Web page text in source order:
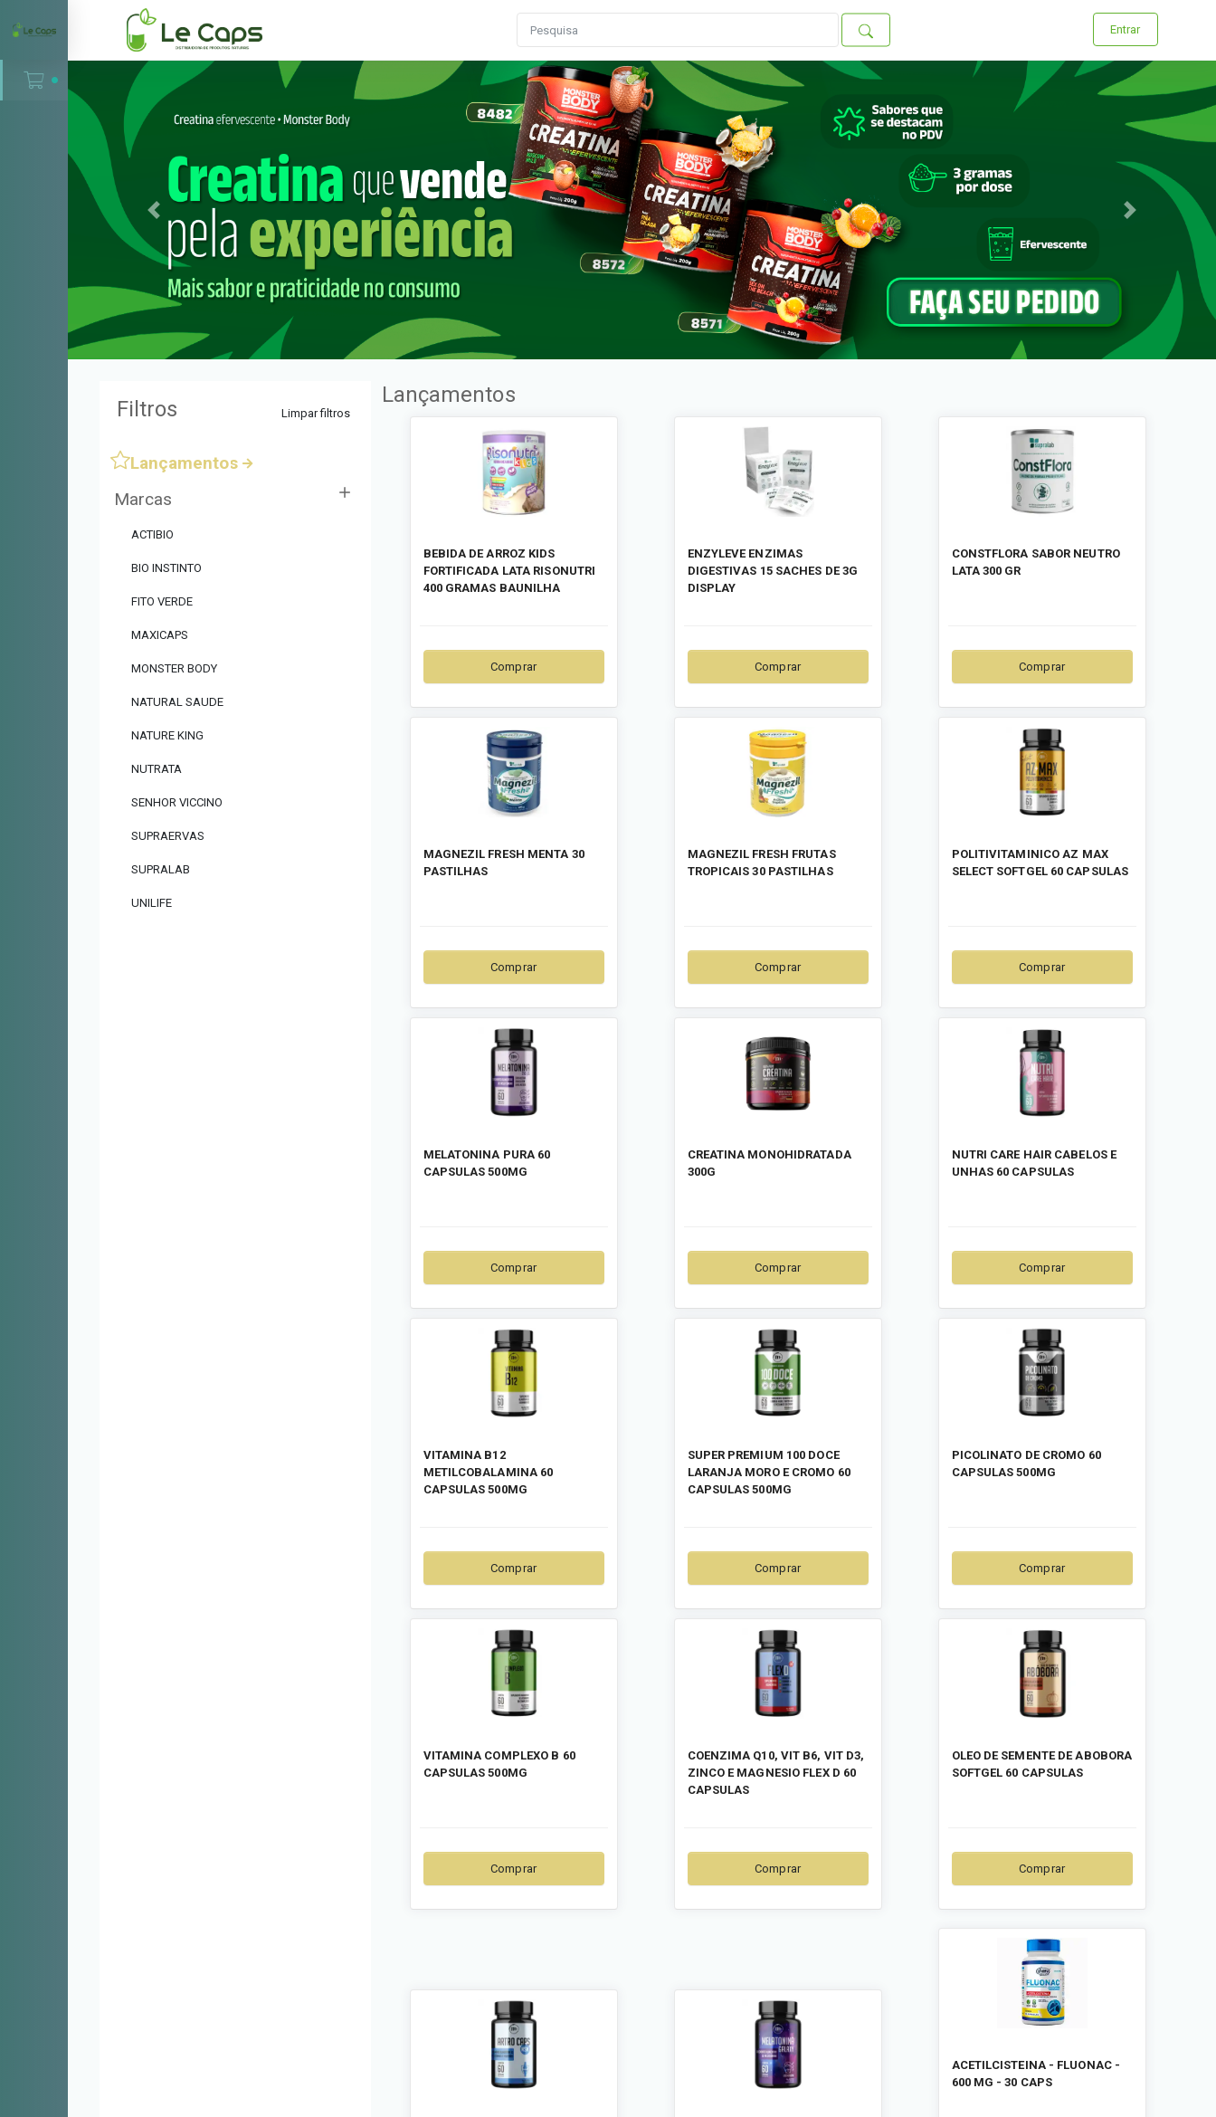
Entrar
Previous Next
Filtros Limpar filtros
Lançamentos
Marcas
ACTIBIO
BIO INSTINTO
FITO VERDE
MAXICAPS
MONSTER BODY
NATURAL SAUDE
NATURE KING
NUTRATA
SENHOR VICCINO
SUPRAERVAS
SUPRALAB
UNILIFE
Lançamentos
BEBIDA DE ARROZ KIDS
FORTIFICADA LATA RISONUTRI
400 GRAMAS BAUNILHA
Comprar
ENZYLEVE ENZIMAS
DIGESTIVAS 15 SACHES DE 3G
DISPLAY
Comprar
CONSTFLORA SABOR NEUTRO
LATA 300 GR
Comprar
MAGNEZIL FRESH MENTA 30
PASTILHAS
Comprar
MAGNEZIL FRESH FRUTAS
TROPICAIS 30 PASTILHAS
Comprar
POLITIVITAMINICO AZ MAX
SELECT SOFTGEL 60 CAPSULAS
Comprar
MELATONINA PURA 60
CAPSULAS 500MG
Comprar
CREATINA MONOHIDRATADA
300G
Comprar
NUTRI CARE HAIR CABELOS E
UNHAS 60 CAPSULAS
Comprar
VITAMINA B12
METILCOBALAMINA 60
CAPSULAS 500MG
Comprar
SUPER PREMIUM 100 DOCE
LARANJA MORO E CROMO 60
CAPSULAS 500MG
Comprar
PICOLINATO DE CROMO 60
CAPSULAS 500MG
Comprar
VITAMINA COMPLEXO B 60
CAPSULAS 500MG
Comprar
COENZIMA Q10, VIT B6, VIT D3,
ZINCO E MAGNESIO FLEX D 60
CAPSULAS
Comprar
OLEO DE SEMENTE DE ABOBORA
SOFTGEL 60 CAPSULAS
Comprar
ACETILCISTEINA - FLUONAC -
600 MG - 30 CAPS